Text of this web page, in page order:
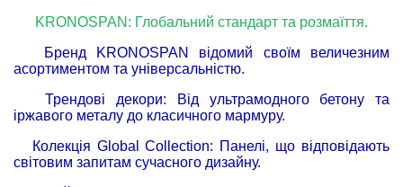
KRONOSPAN: Глобальний стандарт та розмаїття.
Бренд KRONOSPAN відомий своїм величезним
асортиментом та універсальністю.
Трендові декори: Від ультрамодного бетону та
іржавого металу до класичного мармуру.
Колекція Global Collection: Панелі, що відповідають
світовим запитам сучасного дизайну.